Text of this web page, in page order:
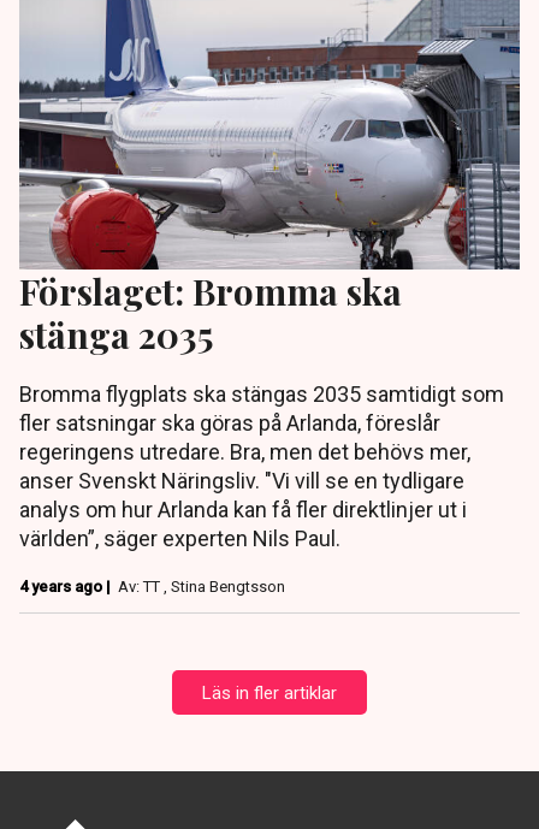
Förslaget: Bromma ska
stänga 2035
Bromma flygplats ska stängas 2035 samtidigt som
fler satsningar ska göras på Arlanda, föreslår
regeringens utredare. Bra, men det behövs mer,
anser Svenskt Näringsliv. "Vi vill se en tydligare
analys om hur Arlanda kan få fler direktlinjer ut i
världen”, säger experten Nils Paul.
4 years ago | Av: TT , Stina Bengtsson
Läs in fler artiklar